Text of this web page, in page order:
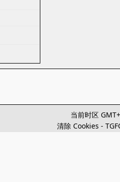
当前时区
清除 Cookies -